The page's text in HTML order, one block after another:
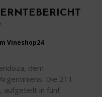
Vineshop24
dem
Die 211
aufgeteilt in fünf